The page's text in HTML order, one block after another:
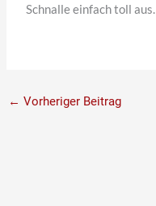
Schnalle einfach toll aus.
← Vorheriger Beitrag